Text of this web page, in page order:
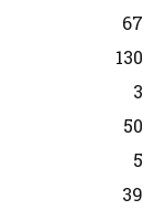
67
130
3
50
5
39